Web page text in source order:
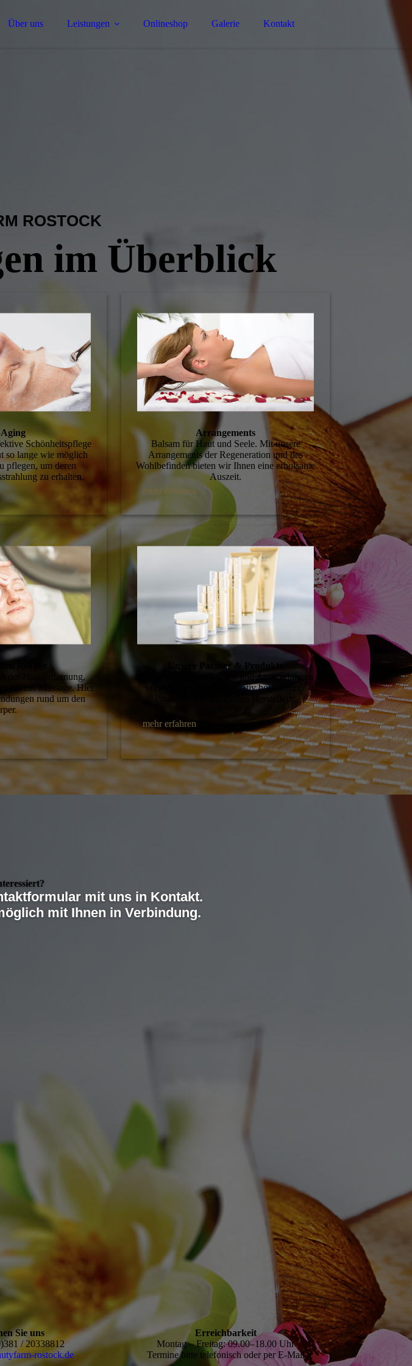
Über uns Leistungen Onlineshop Galerie Kontakt
ROSTOCK
im Überblick
Schönheitspflege
so lange wie möglich
pflegen, um deren
zu erhalten.
Arrangements
Balsam für Haut und Seele. Mit unsere
Arrangements der Regeneration und des
Wohlbefinden bieten wir Ihnen eine erholsame
Auszeit.
mehr erfahren
der Haarentfernung,
bis zur Massage. Hier
rund um den
Unsere Partner & Produkte
Für unsere Behandlungen und Anwendungen
verwenden wir nur qualitativ hochwertige
mehr erfahren
mit uns in Kontakt.
mit Ihnen in Verbindung.
Sie uns
/ 20338812
rostock.de
Erreichbarkeit
Montag – Freitag: 09.00–18.00 Uhr
Termine bitte telefonisch oder per E-Mail